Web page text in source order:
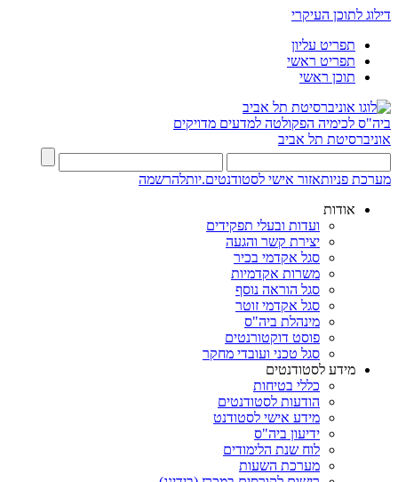
דילוג לתוכן העיקרי
תפריט עליון
תפריט ראשי
תוכן ראשי
ביה"ס לכימיה הפקולטה למדעים מדויקים
אוניברסיטת תל אביב
מערכת פניותאזור אישי לסטודנטים.יותלהרשמה
אודות
ועדות ובעלי תפקידים
יצירת קשר והגעה
סגל אקדמי בכיר
משרות אקדמיות
סגל הוראה נוסף
סגל אקדמי זוטר
מינהלת ביה"ס
פוסט דוקטורנטים
סגל טכני ועובדי מחקר
מידע לסטודנטים
כללי בטיחות
הודעות לסטודנטים
מידע אישי לסטודנט
ידיעון ביה"ס
לוח שנת הלימודים
מערכת השעות